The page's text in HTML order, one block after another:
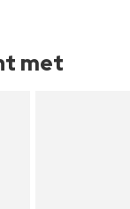
met